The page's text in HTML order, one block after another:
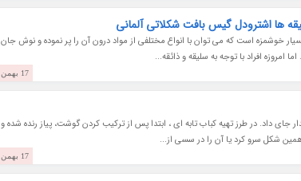
ها اشترودل گیس بافت شکلاتی آلمانی
خوشمزه است که می توان با انواع مختلفی از مواد درون آن را پر نموده و نوش جان
افراد با توجه به سلیقه و ذائقه...
17 بهمن 1403
جای داد. در طرز تهیه کباب تابه ای ، ابتدا پس از ترکیب کردن گوشت، پیاز رنده شده و
همین شکل سرو کرد یا آن را در سسی از...
17 بهمن 1403